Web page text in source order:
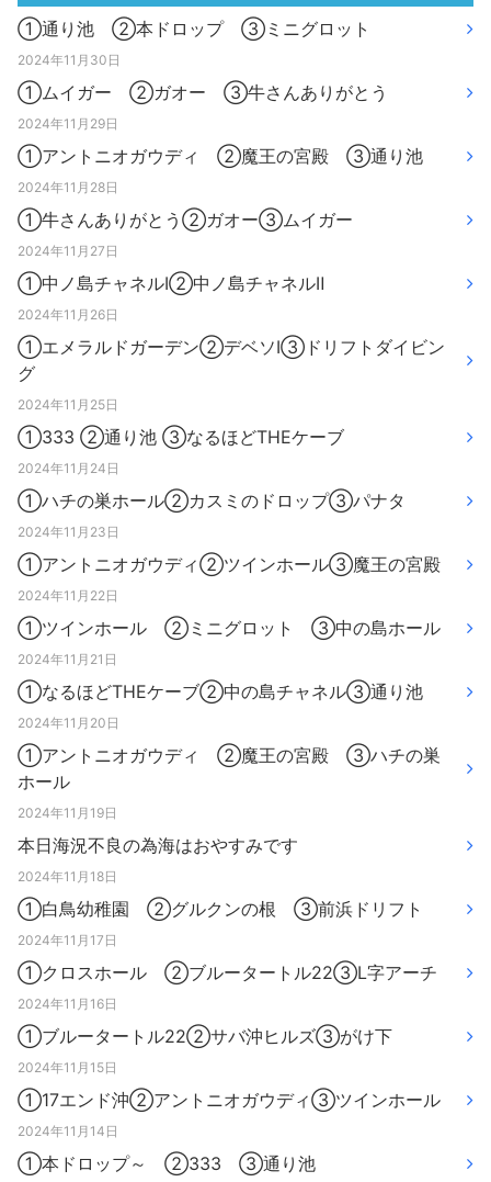
①通り池 ②本ドロップ ③ミニグロット
2024年11月30日
①ムイガー ②ガオー ③牛さんありがとう
2024年11月29日
①アントニオガウディ ②魔王の宮殿 ③通り池
2024年11月28日
①牛さんありがとう②ガオー③ムイガー
2024年11月27日
①中ノ島チャネルⅠ②中ノ島チャネルⅡ
2024年11月26日
①エメラルドガーデン②デベソⅠ③ドリフトダイビン
グ
2024年11月25日
①333 ②通り池 ③なるほどTHEケーブ
2024年11月24日
①ハチの巣ホール②カスミのドロップ③パナタ
2024年11月23日
①アントニオガウディ②ツインホール③魔王の宮殿
2024年11月22日
①ツインホール ②ミニグロット ③中の島ホール
2024年11月21日
①なるほどTHEケーブ②中の島チャネル③通り池
2024年11月20日
①アントニオガウディ ②魔王の宮殿 ③ハチの巣
ホール
2024年11月19日
本日海況不良の為海はおやすみです
2024年11月18日
①白鳥幼稚園 ②グルクンの根 ③前浜ドリフト
2024年11月17日
①クロスホール ②ブルータートル22③L字アーチ
2024年11月16日
①ブルータートル22②サバ沖ヒルズ③がけ下
2024年11月15日
①17エンド沖②アントニオガウディ③ツインホール
2024年11月14日
①本ドロップ～ ②333 ③通り池